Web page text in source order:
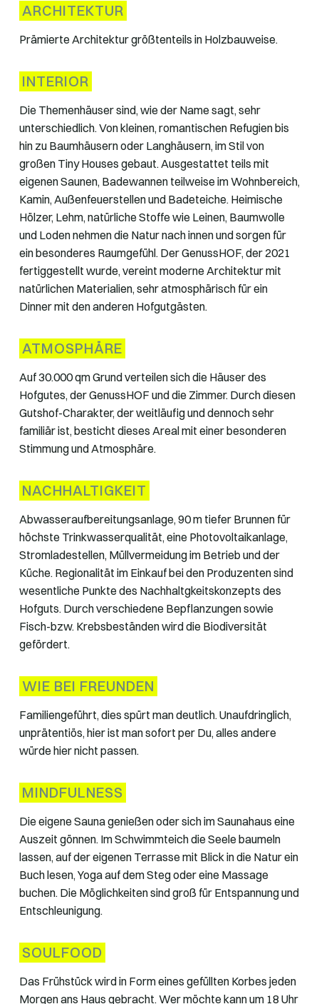
ARCHITEKTUR
Prämierte Architektur größtenteils in Holzbauweise.
INTERIOR
Die Themenhäuser sind, wie der Name sagt, sehr
unterschiedlich. Von kleinen, romantischen Refugien bis
hin zu Baumhäusern oder Langhäusern, im Stil von
großen Tiny Houses gebaut. Ausgestattet teils mit
eigenen Saunen, Badewannen teilweise im Wohnbereich,
Kamin, Außenfeuerstellen und Badeteiche. Heimische
Hölzer, Lehm, natürliche Stoffe wie Leinen, Baumwolle
und Loden nehmen die Natur nach innen und sorgen für
ein besonderes Raumgefühl. Der GenussHOF, der 2021
fertiggestellt wurde, vereint moderne Architektur mit
natürlichen Materialien, sehr atmosphärisch für ein
Dinner mit den anderen Hofgutgästen.
ATMOSPHÄRE
Auf 30.000 qm Grund verteilen sich die Häuser des
Hofgutes, der GenussHOF und die Zimmer. Durch diesen
Gutshof-Charakter, der weitläufig und dennoch sehr
familiär ist, besticht dieses Areal mit einer besonderen
Stimmung und Atmosphäre.
NACHHALTIGKEIT
Abwasseraufbereitungsanlage, 90 m tiefer Brunnen für
höchste Trinkwasserqualität, eine Photovoltaikanlage,
Stromladestellen, Müllvermeidung im Betrieb und der
Küche. Regionalität im Einkauf bei den Produzenten sind
wesentliche Punkte des Nachhaltgkeitskonzepts des
Hofguts. Durch verschiedene Bepflanzungen sowie
Fisch-bzw. Krebsbeständen wird die Biodiversität
gefördert.
WIE BEI FREUNDEN
Familiengeführt, dies spürt man deutlich. Unaufdringlich,
unprätentiös, hier ist man sofort per Du, alles andere
würde hier nicht passen.
MINDFULNESS
Die eigene Sauna genießen oder sich im Saunahaus eine
Auszeit gönnen. Im Schwimmteich die Seele baumeln
lassen, auf der eigenen Terrasse mit Blick in die Natur ein
Buch lesen, Yoga auf dem Steg oder eine Massage
buchen. Die Möglichkeiten sind groß für Entspannung und
Entschleunigung.
SOULFOOD
Das Frühstück wird in Form eines gefüllten Korbes jeden
Morgen ans Haus gebracht. Wer möchte kann um 18 Uhr